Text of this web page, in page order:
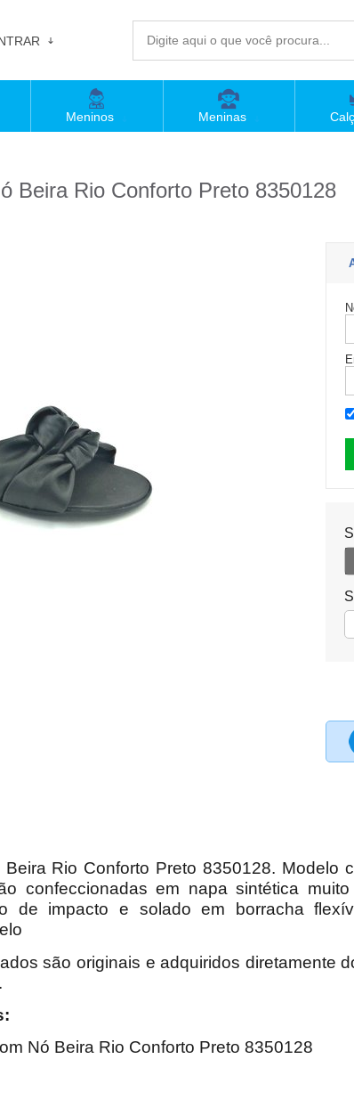
Meninos Meninas
Beira Rio Conforto Preto 8350128
Rio Conforto Preto 8350128. Modelo
confeccionadas em napa sintética muito
de impacto e solado em borracha
são originais e adquiridos diretamente
Nó Beira Rio Conforto Preto 8350128